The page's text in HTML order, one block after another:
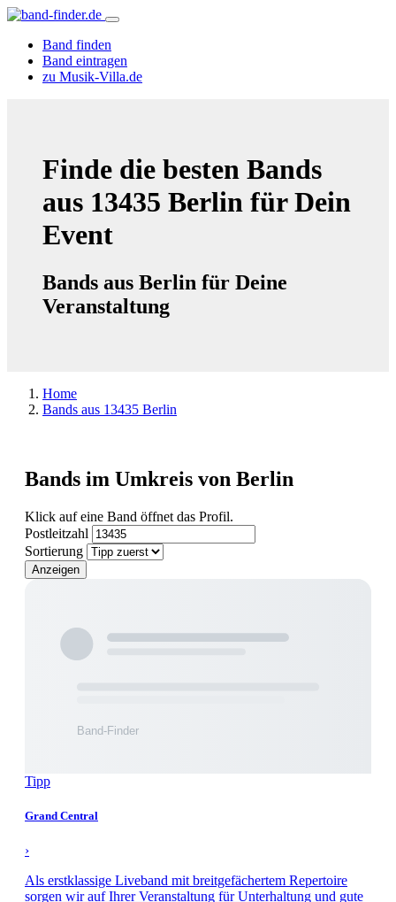
Band finden
Band eintragen
zu Musik-Villa.de
Finde die besten Bands
aus 13435 Berlin für Dein
Event
Bands aus Berlin für Deine
Veranstaltung
Home
Bands aus 13435 Berlin
Bands im Umkreis von Berlin
Klick auf eine Band öffnet das Profil.
Postleitzahl
Sortierung
Anzeigen
Tipp
Grand Central
›
Als erstklassige Liveband mit breitgefächertem Repertoire
sorgen wir auf Ihrer Veranstaltung für Unterhaltung und gute